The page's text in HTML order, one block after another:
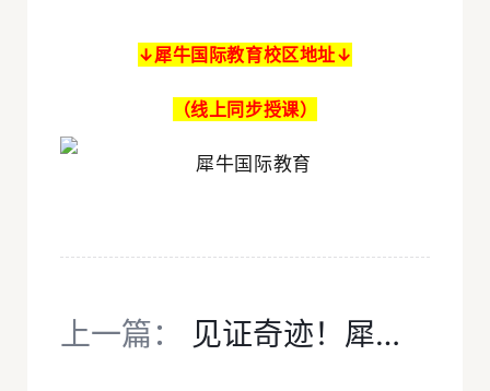
↓犀牛国际教育校区地址↓
（线上同步授课）
上一篇： 见证奇迹！犀牛AP辅导培训课程，提供全科辅导，资深老师全程护航！